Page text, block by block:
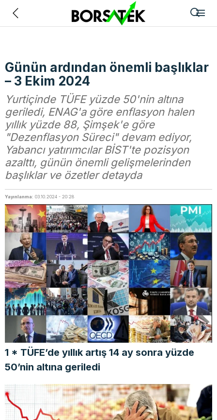
Günün ardından önemli başlıklar
– 3 Ekim 2024
Yurtiçinde TÜFE yüzde 50'nin altına
geriledi, ENAG'a göre enflasyon halen
yıllık yüzde 88, Şimşek'e göre
"Dezenflasyon Süreci" devam ediyor,
Yabancı yatırımcılar BİST'te pozisyon
azalttı, günün önemli gelişmelerinden
başlıklar ve özetler detayda
Yayınlanma: 03.10.2024 - 20:28
1 * TÜFE’de yıllık artış 14 ay sonra yüzde
50’nin altına geriledi